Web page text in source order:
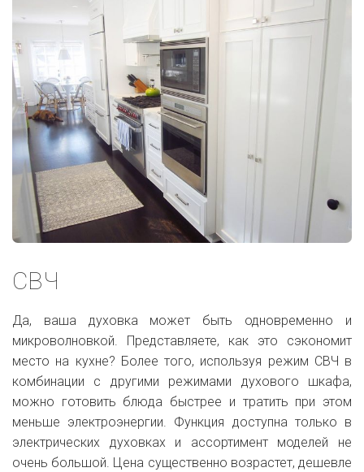
СВЧ
Да, ваша духовка может быть одновременно и
микроволновкой. Представляете, как это сэкономит
место на кухне? Более того, используя режим СВЧ в
комбинации с другими режимами духового шкафа,
можно готовить блюда быстрее и тратить при этом
меньше электроэнергии. Функция доступна только в
электрических духовках и ассортимент моделей не
очень большой. Цена существенно возрастет, дешевле